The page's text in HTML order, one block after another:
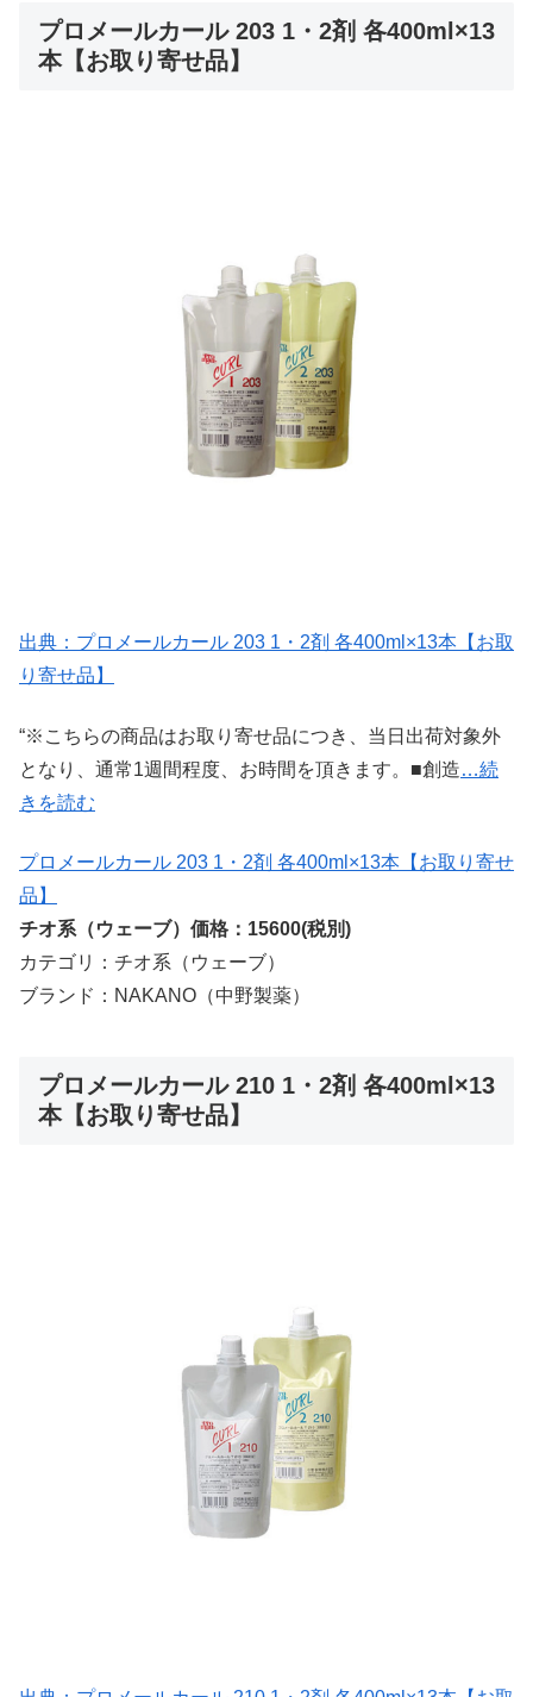
プロメールカール 203 1・2剤 各400ml×13
本【お取り寄せ品】
出典：プロメールカール 203 1・2剤 各400ml×13本【お取
り寄せ品】
“※こちらの商品はお取り寄せ品につき、当日出荷対象外
となり、通常1週間程度、お時間を頂きます。■創造…続
きを読む
プロメールカール 203 1・2剤 各400ml×13本【お取り寄せ
品】
チオ系（ウェーブ）価格：15600(税別)
カテゴリ：チオ系（ウェーブ）
ブランド：NAKANO（中野製薬）
プロメールカール 210 1・2剤 各400ml×13
本【お取り寄せ品】